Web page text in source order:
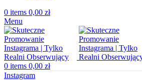
0 items 0,00 zł
Menu
0 items 0,00 zł
Instagram